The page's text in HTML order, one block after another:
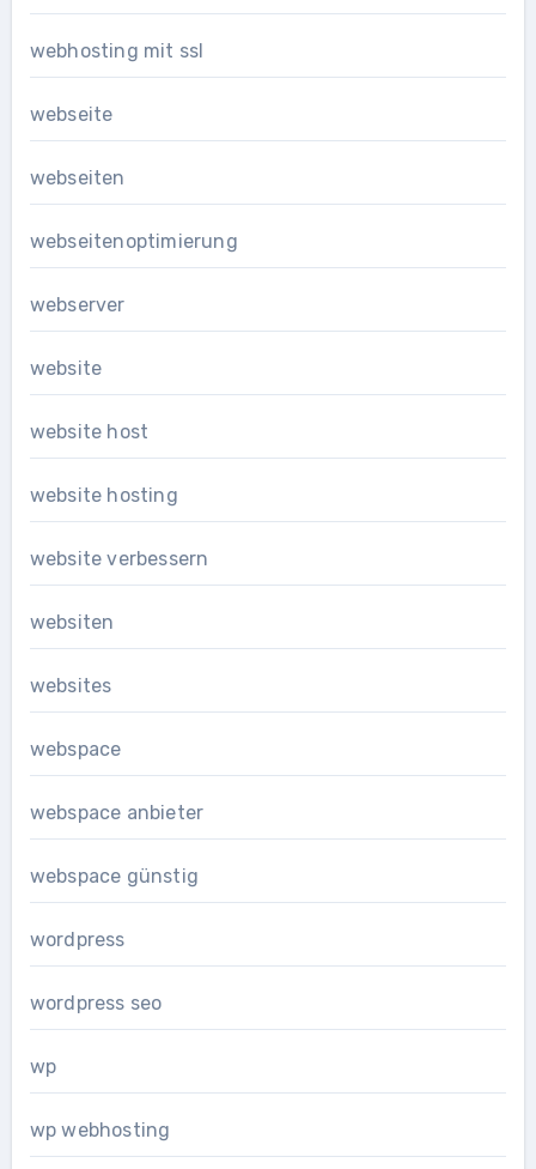
webhosting mit ssl
webseite
webseiten
webseitenoptimierung
webserver
website
website host
website hosting
website verbessern
websiten
websites
webspace
webspace anbieter
webspace günstig
wordpress
wordpress seo
wp
wp webhosting